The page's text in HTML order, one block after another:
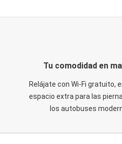
Tu comodidad en
Relájate con Wi-Fi gratuito,
espacio extra para las
los autobuses